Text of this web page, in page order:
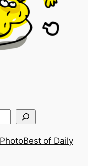
PhotoBest of Daily